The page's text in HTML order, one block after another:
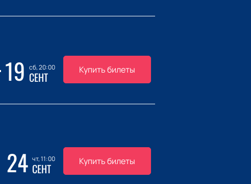
19 сб, 20:00
СЕНТ Купить билеты
24 чт, 11:00
СЕНТ Купить билеты